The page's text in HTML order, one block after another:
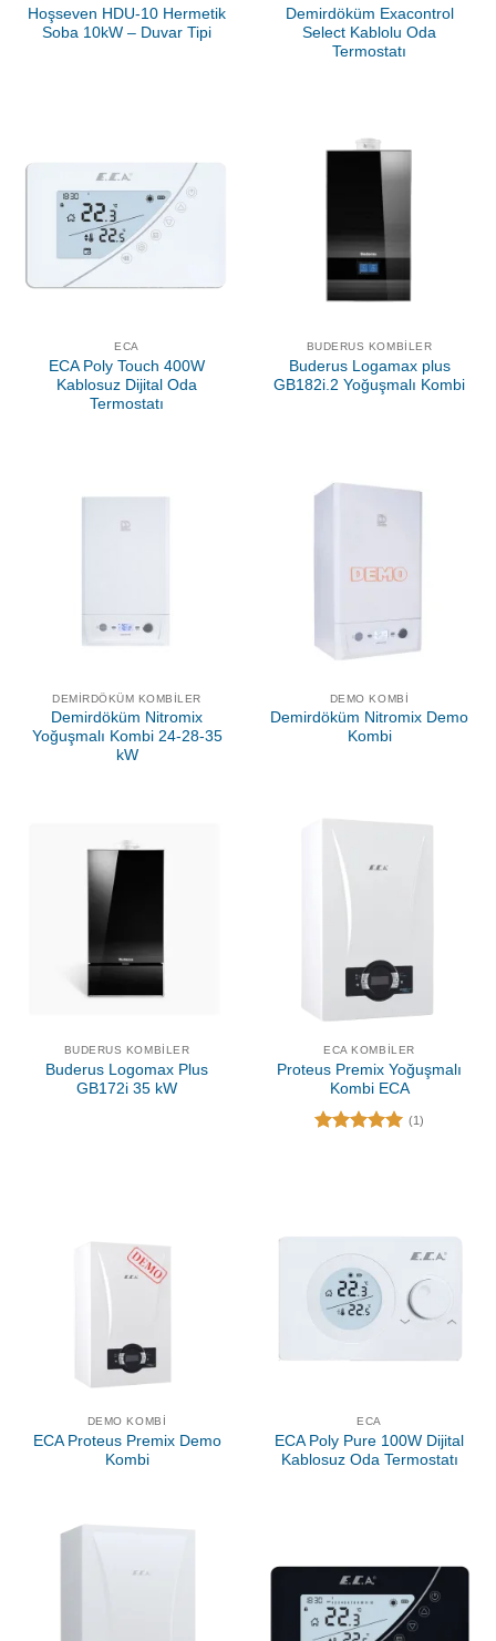
Hoşseven HDU-10 Hermetik
Soba 10kW – Duvar Tipi
Demirdöküm Exacontrol
Select Kablolu Oda
Termostatı
ECA
ECA Poly Touch 400W
Kablosuz Dijital Oda
Termostatı
BUDERUS KOMBILER
Buderus Logamax plus
GB182i.2 Yoğuşmalı Kombi
DEMIRDÖKÜM KOMBILER
Demirdöküm Nitromix
Yoğuşmalı Kombi 24-28-35
kW
DEMO KOMBI
Demirdöküm Nitromix Demo
Kombi
BUDERUS KOMBILER
Buderus Logomax Plus
GB172i 35 kW
ECA KOMBILER
Proteus Premix Yoğuşmalı
Kombi ECA
(1)
DEMO KOMBI
ECA Proteus Premix Demo
Kombi
ECA
ECA Poly Pure 100W Dijital
Kablosuz Oda Termostatı